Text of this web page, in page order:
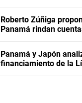
Roberto Zúñiga
Panamá rindan
Panamá y Japón
financiamiento de la